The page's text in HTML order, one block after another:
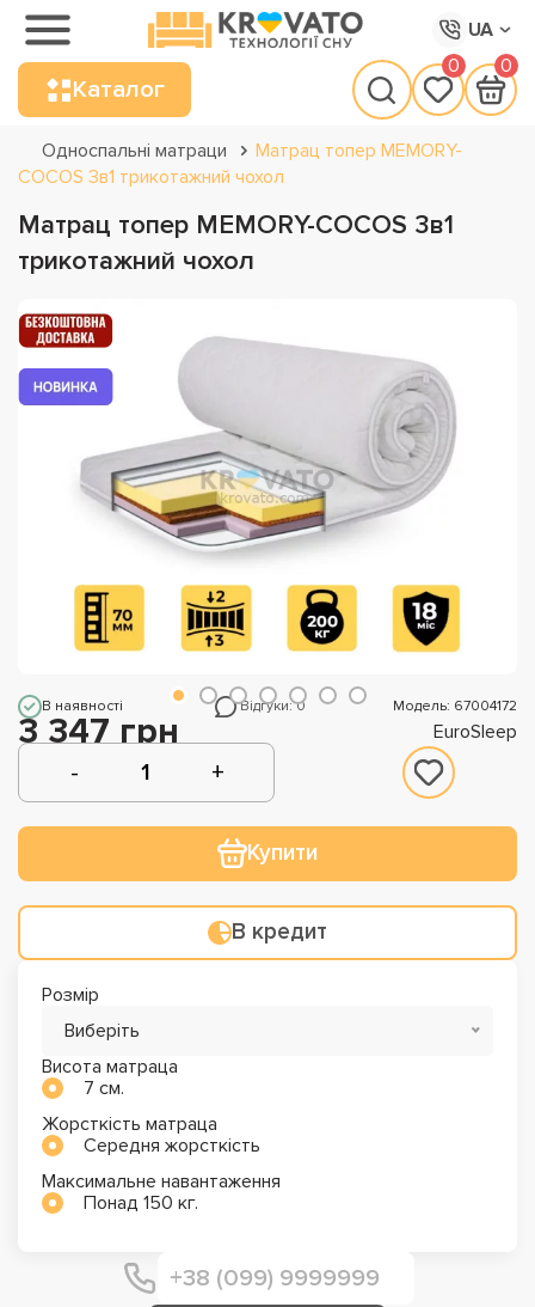
UA
Каталог
0 0
Односпальні матраци
Матрац топер MEMORY-
COCOS 3в1 трикотажний чохол
Матрац топер MEMORY-COCOS 3в1
трикотажний чохол
В наявності Відгуки: 0 Модель: 67004172
3 347 грн EuroSleep
Купити
В кредит
Розмір
Виберіть
Висота матраца
7 см.
Жорсткість матраца
Середня жорсткість
Максимальне навантаження
Понад 150 кг.